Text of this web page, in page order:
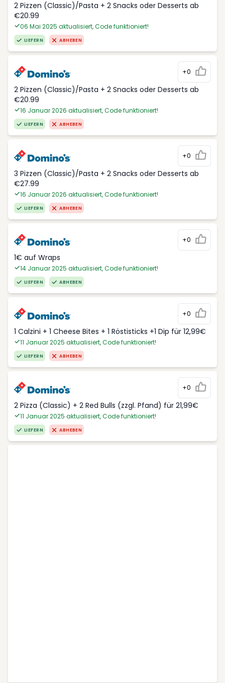
2 Pizzen (Classic)/Pasta + 2 Snacks oder Desserts ab
€20.99
06 Mai 2025 aktualisiert, Code funktioniert!
LIEFERN ABHEBEN
+0
2 Pizzen (Classic)/Pasta + 2 Snacks oder Desserts ab
€20.99
16 Januar 2026 aktualisiert, Code funktioniert!
LIEFERN ABHEBEN
+0
3 Pizzen (Classic)/Pasta + 2 Snacks oder Desserts ab
€27.99
16 Januar 2026 aktualisiert, Code funktioniert!
LIEFERN ABHEBEN
+0
1€ auf Wraps
14 Januar 2025 aktualisiert, Code funktioniert!
LIEFERN ABHEBEN
+0
1 Calzini + 1 Cheese Bites + 1 Röstisticks +1 Dip für 12,99€
11 Januar 2025 aktualisiert, Code funktioniert!
LIEFERN ABHEBEN
+0
2 Pizza (Classic) + 2 Red Bulls (zzgl. Pfand) für 21,99€
11 Januar 2025 aktualisiert, Code funktioniert!
LIEFERN ABHEBEN